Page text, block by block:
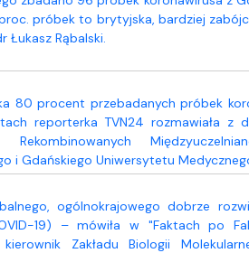
próbek to brytyjska, bardziej
Rąbalski.
80 procent przebadanych próbek
reporterka TVN24 rozmawiała z
Rekombinowanych
i Gdańskiego Uniwersytetu
ogólnokrajowego dobrze
19) – mówiła w "Faktach po
kierownik Zakładu Biologii